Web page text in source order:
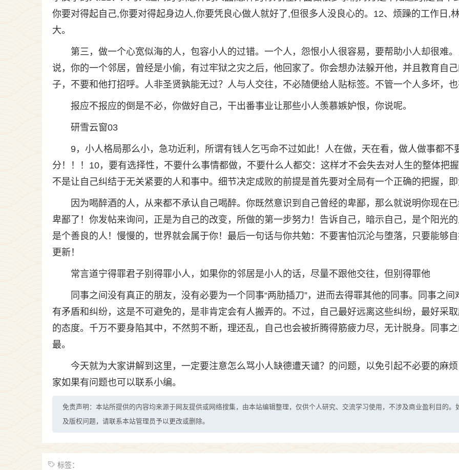
你要对得起自己,你要对得起身边人,你要凭良心做人就好了,但很多人没良心的。12、烦躁的工作日,
大。
第三，做一个心宽似海的人，包容小人的过错。一个人，怨恨小人很容易，要帮助小人却很难
说，你的一个邻居，曾经是小偷，有过牢狱之灾之后，他回家了。你会想办法躲开他，并且教育自
子，不要和他打招呼。人非圣贤孰能无过？人与人交往，不必随便给人贴标签。不管一个人多坏，
报应不报应的倒是不必，你做好自己，干出番事业让那些小人羡慕嫉妒恨，你说呢。
研雪云窗03
9，小人格局那么小，急功近利，所谓有钱人乞丐命不过如此！人在做，天在看，做人做事都不
分！！！10，要有选择性，不要什么事情都做，不要什么人都交：这样才不会失去对人生的整体把
不是让自己纠结于无关紧要的人和事中。细节决定成败的前提是首先要对全局有一个正确的把握，
因为喝醉酒的人，从来都不承认自己喝醉。你既然意识到自己曾经的卑鄙，那么就说明你现在
卑鄙了！你发帖来询问，正是为自己的改变，所做的第一步努力！告诉自己，暗示自己，是个阳光
是个善良的人！慢慢的，世界就会属于你！最后一句话与你共勉：不要害怕沉沦与堕落，只要能够
更新！
常言道宁得罪君子别得罪小人，如果你的邻居是小人的话，尽量不跟他交往，但别得罪他
同事之间没有真正的朋友，没有必要为一个同事“两肋插刀”，进而去得罪其他的同事。同事之间
有矛盾和纠纷，这是不可避免的，是非肯定会有人搬弄的。不过，自己最好远离这些纠纷，最好采
的态度。千万不要身陷其中，不然剪不断，理还乱，自己也会被折腾得筋疲力尽，无计脱身。同事
最。
今天就为大家讲解到这里，一定要注意怎么骂小人缺德遭天谴？的问题，以免引起不必要的麻
家如果有问题也可以联系小编。
免责声明：本站所提供的内容均来源于网友提供或网络搜集，由本站编辑整理，仅供个人研究、交流学习使用，不涉及商业盈利目的。
及版权问题，请联系本站管理员予以更改或删除。
标签：